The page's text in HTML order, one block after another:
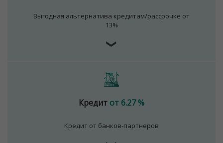
Выгодная альтернатива кредитам/рассрочке от
13%
❯
Кредит от 6.27 %
Кредит от банков-партнеров